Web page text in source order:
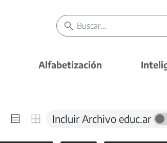
Alfabetización
Incluir Archivo educ.ar